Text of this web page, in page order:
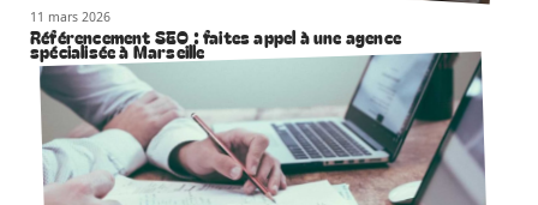
11 mars 2026
Référencement SEO : faites appel à une agence
spécialisée à Marseille